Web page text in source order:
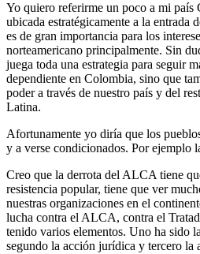
Yo quiero referirme un poco a mi país
ubicada estratégicamente a la entrada
es de gran importancia para los
norteamericano principalmente. Sin
juega toda una estrategia para seguir
dependiente en Colombia, sino que
poder a través de nuestro país y del
Latina.
Afortunamente yo diría que los
y a verse condicionados. Por ejemplo
Creo que la derrota del ALCA tiene
resistencia popular, tiene que ver
nuestras organizaciones en el
lucha contra el ALCA, contra el
tenido varios elementos. Uno ha sido
segundo la acción jurídica y tercero la